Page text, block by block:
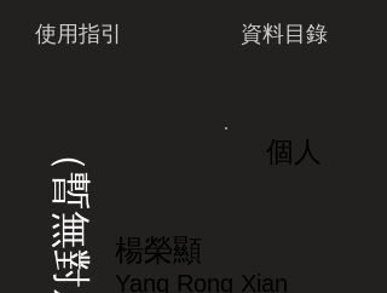
使用指引 資料目錄
個人
楊榮顯
Yang Rong Xian